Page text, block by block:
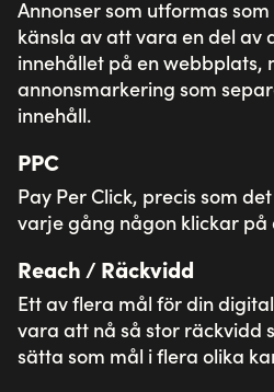
Skicka in ett
supportärende
020-10 32 30